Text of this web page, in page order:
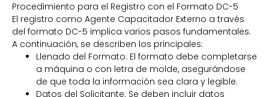
Procedimiento para el Registro con el Formato DC-5
El registro como Agente Capacitador Externo a través
del formato DC-5 implica varios pasos fundamentales.
A continuación, se describen los principales:
Llenado del Formato: El formato debe completarse
a máquina o con letra de molde, asegurándose
de que toda la información sea clara y legible.
Datos del Solicitante: Se deben incluir datos